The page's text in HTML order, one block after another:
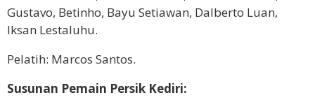
Gustavo, Betinho, Bayu Setiawan, Dalberto Luan,
Iksan Lestaluhu.
Pelatih: Marcos Santos.
Susunan Pemain Persik Kediri: